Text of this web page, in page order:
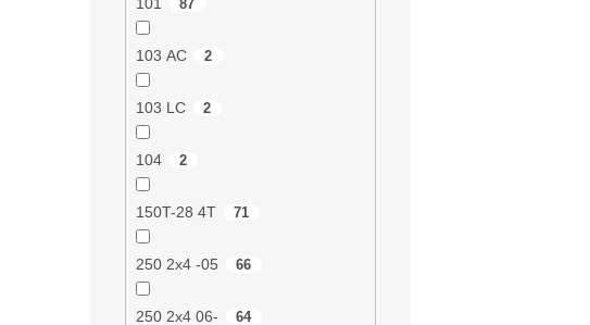
87
103 AC 2
103 LC 2
104 2
150T-28 4T 71
250 2x4 -05 66
250 2x4 06- 64